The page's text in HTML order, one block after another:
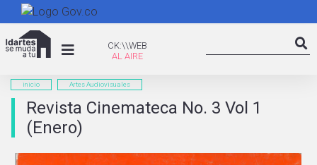
al
CK:\WEB
CK:\\WEB
inicio Artes Audiovisuales
Revista Cinemateca No. 3 Vol 1
(Enero)